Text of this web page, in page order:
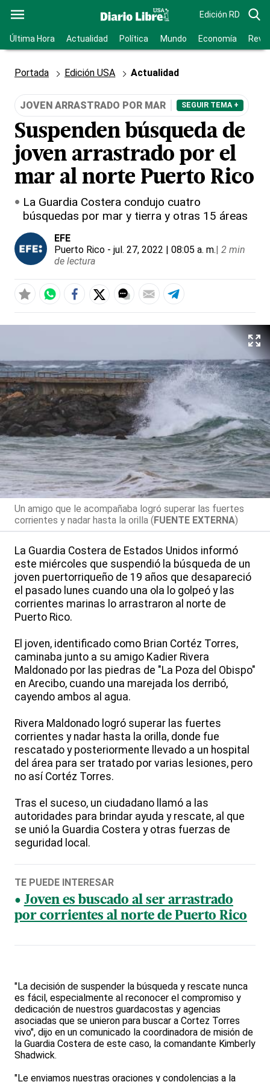
Edición RD
Última Hora Actualidad Política Mundo Economía
Portada Edición USA Actualidad
JOVEN ARRASTRADO POR MAR SEGUIR TEMA +
Suspenden búsqueda de
joven arrastrado por el
mar al norte Puerto Rico
La Guardia Costera condujo cuatro
búsquedas por mar y tierra y otras 15 áreas
EFE
Puerto Rico - jul. 27, 2022 | 08:05 a. m.| 2 min
de lectura
Un amigo que le acompañaba logró superar las fuertes
corrientes y nadar hasta la orilla (FUENTE EXTERNA)
La Guardia Costera de Estados Unidos informó
este miércoles que suspendió la búsqueda de un
joven puertorriqueño de 19 años que desapareció
el pasado lunes cuando una ola lo golpeó y las
corrientes marinas lo arrastraron al norte de
Puerto Rico.
El joven, identificado como Brian Cortéz Torres,
caminaba junto a su amigo Kadier Rivera
Maldonado por las piedras de "La Poza del Obispo"
en Arecibo, cuando una marejada los derribó,
cayendo ambos al agua.
Rivera Maldonado logró superar las fuertes
corrientes y nadar hasta la orilla, donde fue
rescatado y posteriormente llevado a un hospital
del área para ser tratado por varias lesiones, pero
no así Cortéz Torres.
Tras el suceso, un ciudadano llamó a las
autoridades para brindar ayuda y rescate, al que
se unió la Guardia Costera y otras fuerzas de
seguridad local.
TE PUEDE INTERESAR
Joven es buscado al ser arrastrado
por corrientes al norte de Puerto Rico
"La decisión de suspender la búsqueda y rescate nunca
es fácil, especialmente al reconocer el compromiso y
dedicación de nuestros guardacostas y agencias
asociadas que se unieron para buscar a Cortez Torres
vivo", dijo en un comunicado la coordinadora de misión de
la Guardia Costera de este caso, la comandante Kimberly
Shadwick.
"Le enviamos nuestras oraciones y condolencias a la